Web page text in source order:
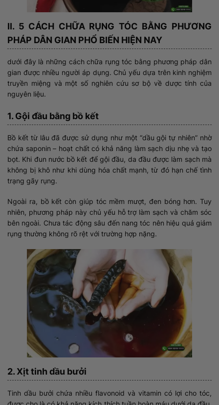
II. 5 CÁCH CHỮA RỤNG TÓC BẰNG PHƯƠNG
PHÁP DÂN GIAN PHỔ BIẾN HIỆN NAY
dưới đây là những cách chữa rụng tóc bằng phương pháp dân
gian được nhiều người áp dụng. Chủ yếu dựa trên kinh nghiệm
truyền miệng và một số nghiên cứu sơ bộ về dược tính của
nguyên liệu.
1. Gội đầu bằng bồ kết
Bồ kết từ lâu đã được sử dụng như một “dầu gội tự nhiên” nhờ
chứa saponin – hoạt chất có khả năng làm sạch dịu nhẹ và tạo
bọt. Khi đun nước bồ kết để gội đầu, da đầu được làm sạch mà
không bị khô như khi dùng hóa chất mạnh, từ đó hạn chế tình
trạng gãy rụng.
Ngoài ra, bồ kết còn giúp tóc mềm mượt, đen bóng hơn. Tuy
nhiên, phương pháp này chủ yếu hỗ trợ làm sạch và chăm sóc
bên ngoài. Chưa tác động sâu đến nang tóc nên hiệu quả giảm
rụng thường không rõ rệt với trường hợp nặng.
2. Xịt tinh dầu bưởi
Tinh dầu bưởi chứa nhiều flavonoid và vitamin có lợi cho tóc,